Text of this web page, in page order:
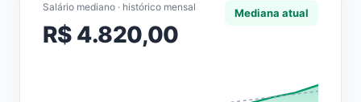
Salário mediano · histórico mensal
R$ 4.820,00
Mediana atual